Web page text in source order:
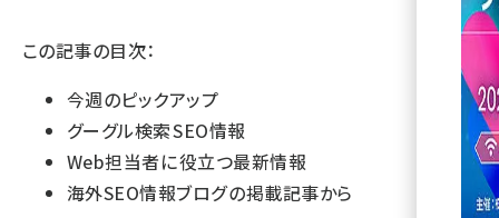
z世代 (1622)
meo (1275)
llmo (1163)
この記事の目次：
今週のピックアップ
グーグル検索 SEO情報
Web担当者に 役立つ最新情報
海外SEO情報ブログ の掲載記事から